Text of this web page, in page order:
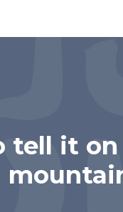
tell it
des cookies